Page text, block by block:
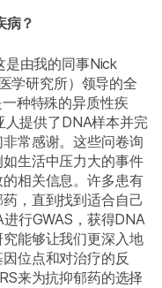
病？
是由我的同事Nick
学研究所）领导的全
种特殊的异质性疾
提供了DNA样本并完
常感谢。这些问卷询
生活中压力大的事件
相关信息。许多患有
，直到找到适合自己
行GWAS，获得DNA
能够让我们更深入地
位点和对治疗的反
来为抗抑郁药的选择